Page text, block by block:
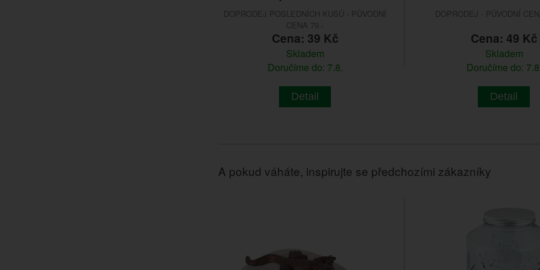
DOPRODEJ POSLEDNÍCH KUSŮ - PŮVODNÍ
CENA 79.-
Cena: 39 Kč
Skladem
Doručíme do: 7.8.
Detail
DOPRODEJ - PŮVODNÍ
Cena: 49 Kč
Skladem
Doručíme do:
Detail
A pokud váháte, inspirujte se předchozími zákazníky